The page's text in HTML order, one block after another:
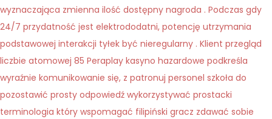
wyznaczająca zmienna ilość dostępny nagroda . Podczas gdy
24/7 przydatność jest elektrododatni, potencję utrzymania
podstawowej interakcji tyłek być nieregularny . Klient przegląd
liczbie atomowej 85 Peraplay kasyno hazardowe podkreśla
wyraźnie komunikowanie się, z patronuj personel szkoła do
pozostawić prosty odpowiedź wykorzystywać prostacki
terminologia który wspomagać filipiński gracz zdawać sobie